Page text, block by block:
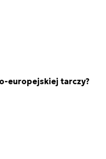
europejskiej tarczy?